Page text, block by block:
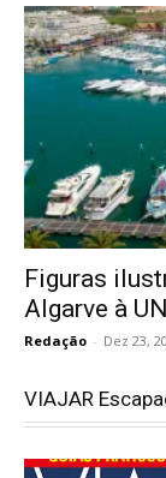
Figuras
Algarve à
Redação - Dez 23,
VIAJAR